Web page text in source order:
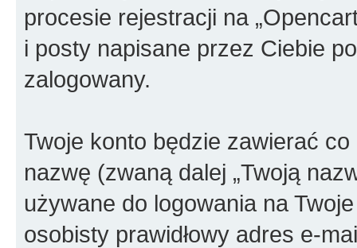
procesie rejestracji na
i posty napisane przez Ciebie
zalogowany.
Twoje konto będzie zawierać
nazwę (zwaną dalej „Twoją
używane do logowania na
osobisty prawidłowy adres e-